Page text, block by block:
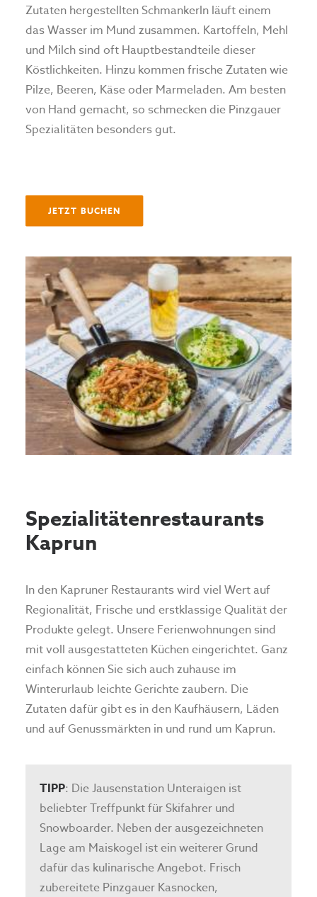
Zutaten hergestellten Schmankerln läuft einem
das Wasser im Mund zusammen. Kartoffeln, Mehl
und Milch sind oft Hauptbestandteile dieser
Köstlichkeiten. Hinzu kommen frische Zutaten wie
Pilze, Beeren, Käse oder Marmeladen. Am besten
von Hand gemacht, so schmecken die Pinzgauer
Spezialitäten besonders gut.
JETZT BUCHEN
Spezialitätenrestaurants
Kaprun
In den Kapruner Restaurants wird viel Wert auf
Regionalität, Frische und erstklassige Qualität der
Produkte gelegt. Unsere Ferienwohnungen sind
mit voll ausgestatteten Küchen eingerichtet. Ganz
einfach können Sie sich auch zuhause im
Winterurlaub leichte Gerichte zaubern. Die
Zutaten dafür gibt es in den Kaufhäusern, Läden
und auf Genussmärkten in und rund um Kaprun.
TIPP: Die Jausenstation Unteraigen ist
beliebter Treffpunkt für Skifahrer und
Snowboarder. Neben der ausgezeichneten
Lage am Maiskogel ist ein weiterer Grund
dafür das kulinarische Angebot. Frisch
zubereitete Pinzgauer Kasnocken,